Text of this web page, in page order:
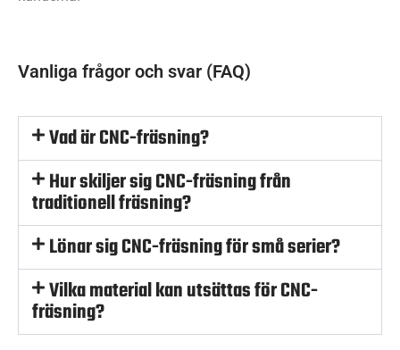
Vanliga frågor och svar (FAQ)
Vad är CNC-fräsning?
Hur skiljer sig CNC-fräsning från
traditionell fräsning?
Lönar sig CNC-fräsning för små serier?
Vilka material kan utsättas för CNC-
fräsning?